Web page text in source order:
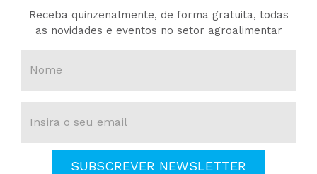
Receba quinzenalmente, de forma gratuita, todas
as novidades e eventos no setor agroalimentar
SUBSCREVER NEWSLETTER